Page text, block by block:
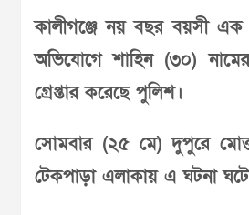
কালীগঞ্জে নয় বছর বয়সী এক
অভিযোগে শাহিন (৩০) নামের
গ্রেপ্তার করেছে পুলিশ।
সোমবার (২৫ মে) দুপুরে
টেকপাড়া এলাকায় এ ঘটনা